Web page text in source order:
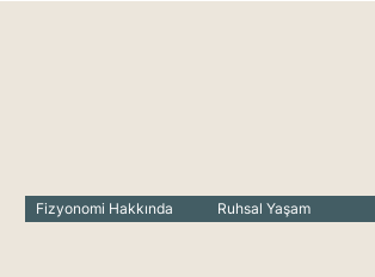
Fizyonomi Hakkında Ruhsal Yaşam